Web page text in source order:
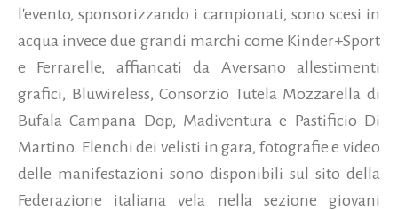
l'evento, sponsorizzando i campionati, sono scesi in
acqua invece due grandi marchi come Kinder+Sport
e Ferrarelle, affiancati da Aversano allestimenti
grafici, Bluwireless, Consorzio Tutela Mozzarella di
Bufala Campana Dop, Madiventura e Pastificio Di
Martino. Elenchi dei velisti in gara, fotografie e video
delle manifestazioni sono disponibili sul sito della
Federazione italiana vela nella sezione giovani